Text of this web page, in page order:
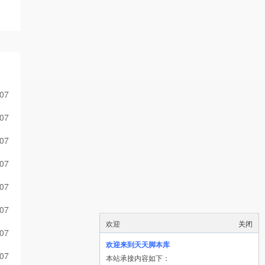
关闭
欢迎
欢迎来到天天脚本库
本站承接内容如下：